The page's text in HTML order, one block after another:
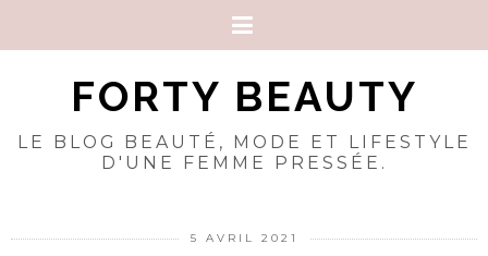
FORTY BEAUTY
LE BLOG BEAUTÉ, MODE ET LIFESTYLE
D'UNE FEMME PRESSÉE.
5 AVRIL 2021